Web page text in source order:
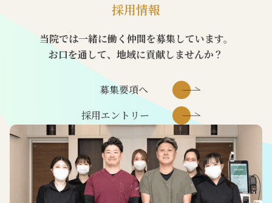
採用情報
当院では一緒に働く仲間を募集しています。
お口を通して、地域に貢献しませんか？
募集要項へ
採用エントリー